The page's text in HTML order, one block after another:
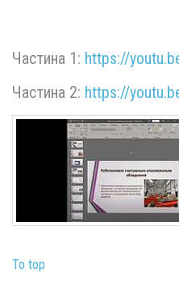
Частина 1: https://
Частина 2: https://
To top